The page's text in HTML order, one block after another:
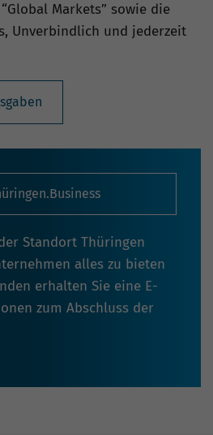
Markets” sowie die
Unverbindlich und jederzeit
Standort Thüringen
alles zu bieten
erhalten Sie eine E-
zum Abschluss der